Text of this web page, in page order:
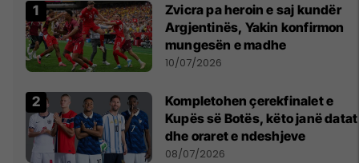
Zvicra pa heroin e saj kundër
Argjentinës, Yakin konfirmon
mungesën e madhe
10/07/2026
Kompletohen çerekfinalet e
Kupës së Botës, këto janë datat
dhe oraret e ndeshjeve
08/07/2026